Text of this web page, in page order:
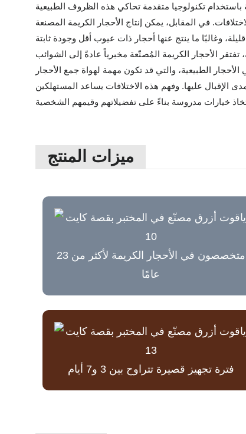
في المقابل، يمكن إنتاج الأحجار الكريمة المصنعة
الأحجار الكريمة المُصنّعة مخبرياً عادةً إلى الشوائب
الإقبال عليها. وفهم هذه الاختلافات يساعد المستهلكين
ميزات المنتج
متخصصون في الأحجار الكريمة لأكثر من 23
عامًا
فترة تجهيز قصيرة تتراوح بين 3 و7 أيام